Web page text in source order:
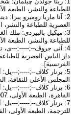
للطباعة والنشر، الطبعة الأولى،
العصرية للطباعة والنشر، الطبعة
للطباعة والنشر، الطبعة الأولى،
4: آنى جروڤ--;-----;---ى،
الفرنسية].
5: برنار كلاڤ--;-----;---
المجلس الأعلى للثقافة، الطبعة
6: برنار كلاڤ--;-----;---يل:
القاهرة، الطبعة الأولى، 2007، [عن الفرنسية].
7: برنار كلاڤ--;-----;---يل:
للترجمة، الطبعة الأولى، القاهرة، 2008، [عن